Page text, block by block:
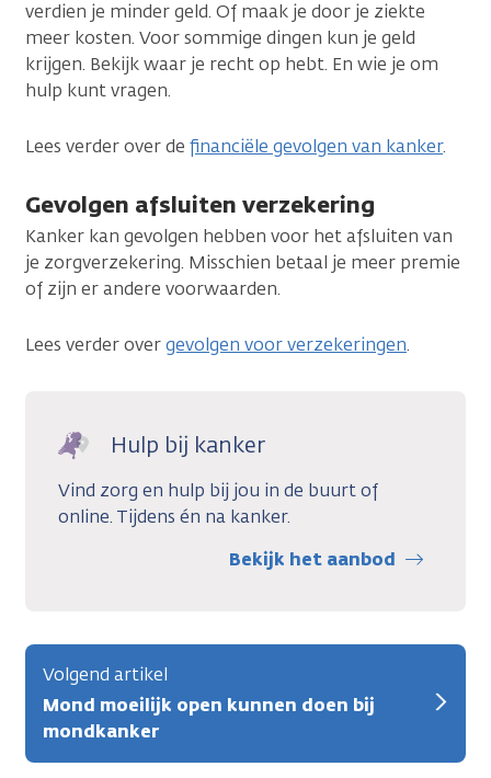
verdien je minder geld. Of maak je door je ziekte
meer kosten. Voor sommige dingen kun je geld
krijgen. Bekijk waar je recht op hebt. En wie je om
hulp kunt vragen.
Lees verder over de financiële gevolgen van kanker.
Gevolgen afsluiten verzekering
Kanker kan gevolgen hebben voor het afsluiten van
je zorgverzekering. Misschien betaal je meer premie
of zijn er andere voorwaarden.
Lees verder overgevolgen voor verzekeringen.
Hulp bij kanker
Vind zorg en hulp bij jou in de buurt of
online. Tijdens én na kanker.
Bekijk het aanbod
Volgend artikel
Mond moeilijk open kunnen doen bij
mondkanker